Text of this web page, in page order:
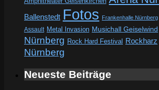
Ballenstedt Fotos Frankenhalle Nürnberg
Assault Metal Invasion Musichall Geiselwind
Nürnberg Rock Hard Festival Rockharz
Nürnberg
Neueste Beiträge